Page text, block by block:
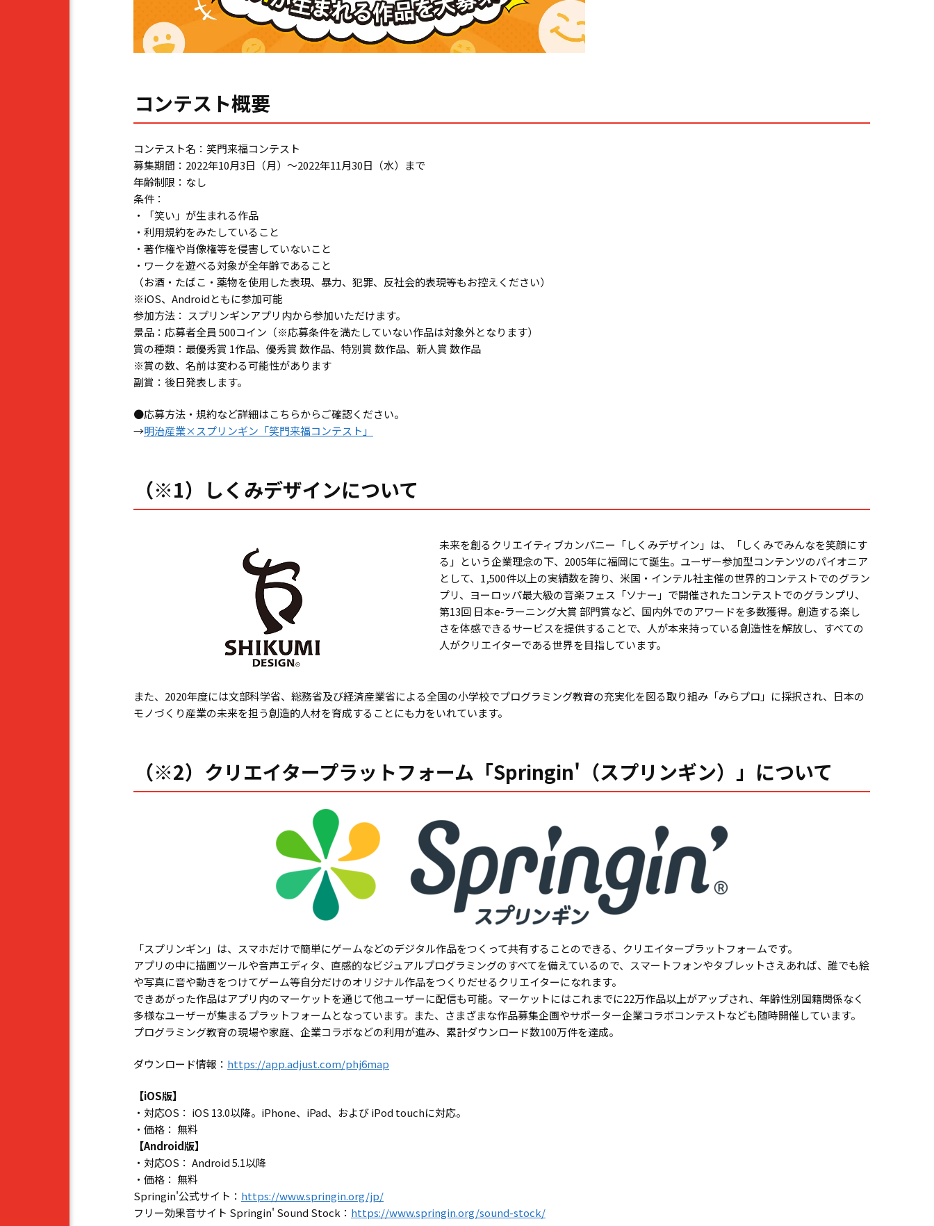
コンテスト概要
コンテスト名：笑門来福コンテスト
募集期間：2022年10月3日（月）～2022年11月30日（水）まで
年齢制限：なし
条件：
・「笑い」が生まれる作品
・利用規約をみたしていること
・著作権や肖像権等を侵害していないこと
・ワークを遊べる対象が全年齢であること
（お酒・たばこ・薬物を使用した表現、暴力、犯罪、反社会的表現等もお控えください）
※iOS、Androidともに参加可能
参加方法： スプリンギンアプリ内から参加いただけます。
景品：応募者全員 500コイン（※応募条件を満たしていない作品は対象外となります）
賞の種類：最優秀賞 1作品、優秀賞 数作品、特別賞 数作品、新人賞 数作品
※賞の数、名前は変わる可能性があります
副賞：後日発表します。
●応募方法・規約など詳細はこちらからご確認ください。
→明治産業×スプリンギン「笑門来福コンテスト」
（※1）しくみデザインについて
未来を創るクリエイティブカンパニー「しくみデザイン」は、「しくみでみんなを笑顔にす
る」という企業理念の下、2005年に福岡にて誕生。ユーザー参加型コンテンツのパイオニア
として、1,500件以上の実績数を誇り、米国・インテル社主催の世界的コンテストでのグラン
プリ、ヨーロッパ最大級の音楽フェス「ソナー」で開催されたコンテストでのグランプリ、
第13回 日本e-ラーニング大賞 部門賞など、国内外でのアワードを多数獲得。創造する楽し
さを体感できるサービスを提供することで、人が本来持っている創造性を解放し、すべての
人がクリエイターである世界を目指しています。
また、2020年度には文部科学省、総務省及び経済産業省による全国の小学校でプログラミング教育の充実化を図る取り組み「みらプロ」に採択され、日本の
モノづくり産業の未来を担う創造的人材を育成することにも力をいれています。
（※2）クリエイタープラットフォーム「Springin'（スプリンギン）」について
「スプリンギン」は、スマホだけで簡単にゲームなどのデジタル作品をつくって共有することのできる、クリエイタープラットフォームです。
アプリの中に描画ツールや音声エディタ、直感的なビジュアルプログラミングのすべてを備えているので、スマートフォンやタブレットさえあれば、誰でも絵
や写真に音や動きをつけてゲーム等自分だけのオリジナル作品をつくりだせるクリエイターになれます。
できあがった作品はアプリ内のマーケットを通じて他ユーザーに配信も可能。マーケットにはこれまでに22万作品以上がアップされ、年齢性別国籍関係なく
多様なユーザーが集まるプラットフォームとなっています。また、さまざまな作品募集企画やサポーター企業コラボコンテストなども随時開催しています。
プログラミング教育の現場や家庭、企業コラボなどの利用が進み、累計ダウンロード数100万件を達成。
ダウンロード情報： https://app.adjust.com/phj6map
【iOS版】
・対応OS： iOS 13.0以降。iPhone、iPad、および iPod touchに対応。
・価格： 無料
【Android版】
・対応OS： Android 5.1以降
・価格： 無料
Springin'公式サイト： https://www.springin.org/jp/
フリー効果音サイト Springin' Sound Stock： https://www.springin.org/sound-stock/